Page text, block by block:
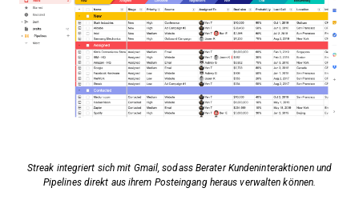
Streak integriert sich mit Gmail, sodass Berater Kundeninteraktionen und
Pipelines direkt aus ihrem Posteingang heraus verwalten können.